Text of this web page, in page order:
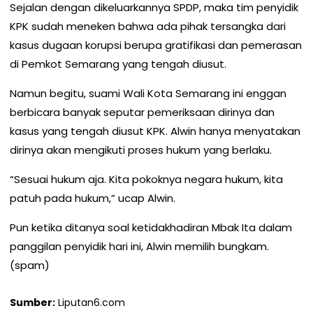
Sejalan dengan dikeluarkannya SPDP, maka tim penyidik
KPK sudah meneken bahwa ada pihak tersangka dari
kasus dugaan korupsi berupa gratifikasi dan pemerasan
di Pemkot Semarang yang tengah diusut.
Namun begitu, suami Wali Kota Semarang ini enggan
berbicara banyak seputar pemeriksaan dirinya dan
kasus yang tengah diusut KPK. Alwin hanya menyatakan
dirinya akan mengikuti proses hukum yang berlaku.
“Sesuai hukum aja. Kita pokoknya negara hukum, kita
patuh pada hukum,” ucap Alwin.
Pun ketika ditanya soal ketidakhadiran Mbak Ita dalam
panggilan penyidik hari ini, Alwin memilih bungkam.
(spam)
Sumber: Liputan6.com